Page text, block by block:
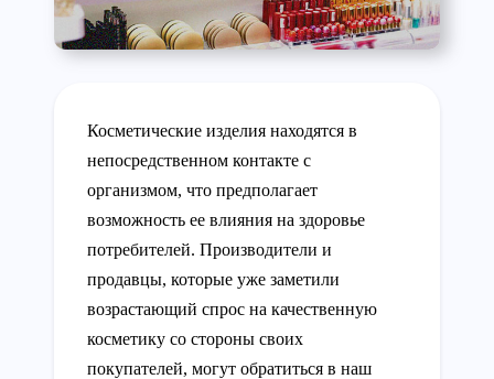
Косметические изделия находятся в
непосредственном контакте с
организмом, что предполагает
возможность ее влияния на здоровье
потребителей. Производители и
продавцы, которые уже заметили
возрастающий спрос на качественную
косметику со стороны своих
покупателей, могут обратиться в наш